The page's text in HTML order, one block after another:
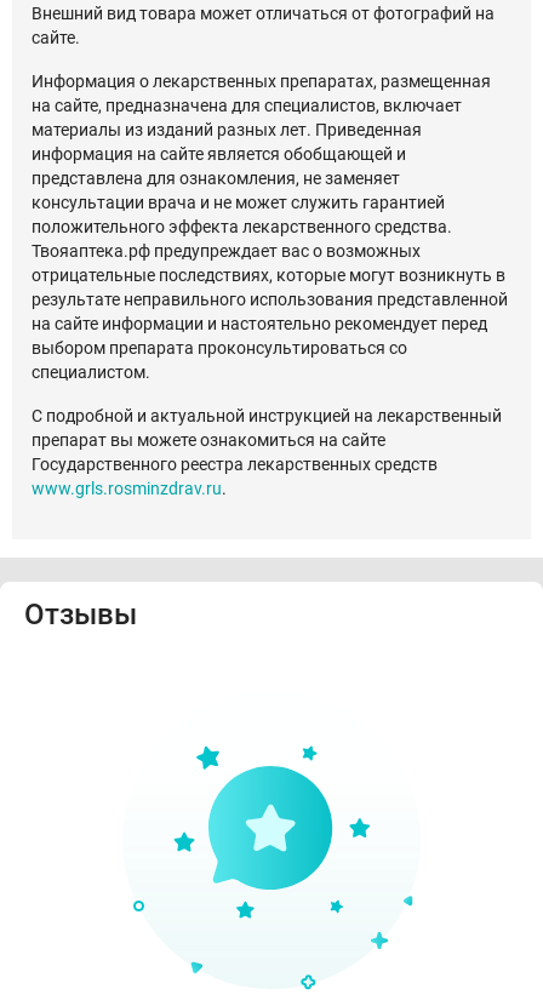
Внешний вид товара может отличаться от фотографий на
сайте.
Информация о лекарственных препаратах, размещенная
на сайте, предназначена для специалистов, включает
материалы из изданий разных лет. Приведенная
информация на сайте является обобщающей и
представлена для ознакомления, не заменяет
консультации врача и не может служить гарантией
положительного эффекта лекарственного средства.
Твояаптека.рф предупреждает вас о возможных
отрицательные последствиях, которые могут возникнуть в
результате неправильного использования представленной
на сайте информации и настоятельно рекомендует перед
выбором препарата проконсультироваться со
специалистом.
С подробной и актуальной инструкцией на лекарственный
препарат вы можете ознакомиться на сайте
Государственного реестра лекарственных средств
www.grls.rosminzdrav.ru.
Отзывы